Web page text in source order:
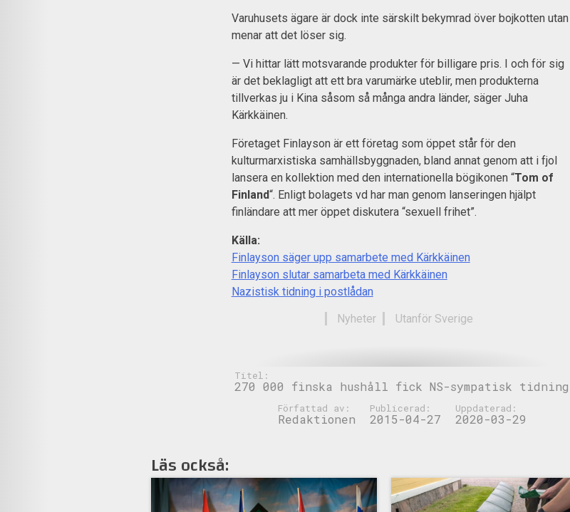
Varuhusets ägare är dock inte särskilt bekymrad över bojkotten utan
menar att det löser sig.
— Vi hittar lätt motsvarande produkter för billigare pris. I och för sig
är det beklagligt att ett bra varumärke uteblir, men produkterna
tillverkas ju i Kina såsom så många andra länder, säger Juha
Kärkkäinen.
Företaget Finlayson är ett företag som öppet står för den
kulturmarxistiska samhällsbyggnaden, bland annat genom att i fjol
lansera en kollektion med den internationella bögikonen “Tom of
Finland“. Enligt bolagets vd har man genom lanseringen hjälpt
finländare att mer öppet diskutera “sexuell frihet”.
Källa:
Finlayson säger upp samarbete med Kärkkäinen
Finlayson slutar samarbeta med Kärkkäinen
Nazistisk tidning i postlådan
Nyheter
Utanför Sverige
Titel:
270 000 finska hushåll fick NS-sympatisk tidning
Författad av:
Redaktionen
Publicerad:
2015-04-27
Uppdaterad:
2020-03-29
Läs också: